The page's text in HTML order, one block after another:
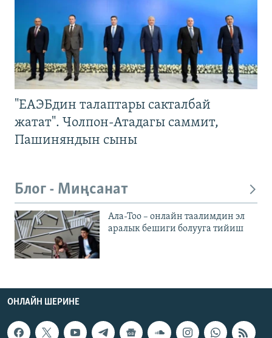
"ЕАЭБдин талаптары сакталбай
жатат". Чолпон-Атадагы саммит,
Пашиняндын сыны
Блог - Миңсанат
Ала-Тоо – онлайн таалимдин эл
аралык бешиги болууга тийиш
ОНЛАЙН ШЕРИНЕ